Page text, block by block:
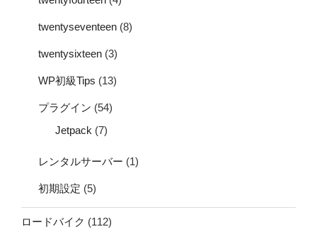
twentyseventeen (8)
twentysixteen (3)
WP初級Tips (13)
プラグイン (54)
Jetpack (7)
レンタルサーバー (1)
初期設定 (5)
ロードバイク (112)